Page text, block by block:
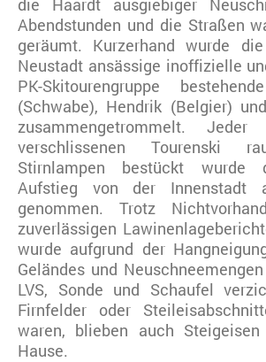
die Haardt ausgiebiger
Abendstunden und die Straßen
geräumt. Kurzerhand wurde
Neustadt ansässige inoffizielle
PK-Skitourengruppe
(Schwabe), Hendrik (Belgier)
zusammengetrommelt.
verschlissenen Tourenski
Stirnlampen bestückt wurde
Aufstieg von der Innenstadt
genommen. Trotz
zuverlässigen
wurde aufgrund der
Geländes und
LVS, Sonde und Schaufel
Firnfelder oder
waren, blieben auch
Hause.